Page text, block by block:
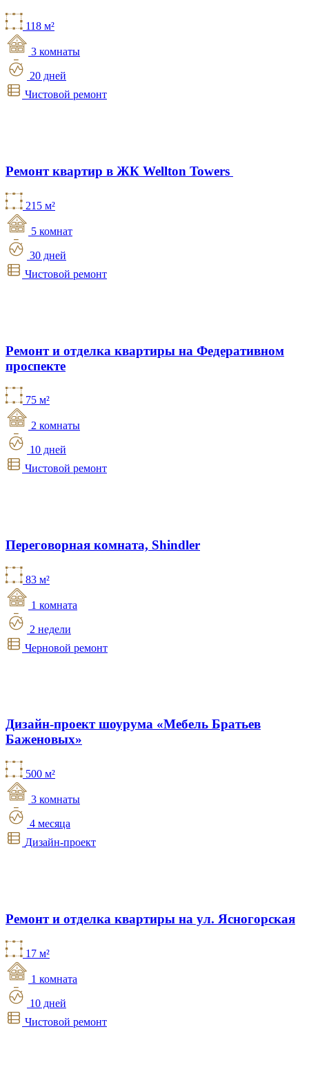
118 м²
3 комнаты
20 дней
Чистовой ремонт
Ремонт квартир в ЖК Wellton Towers
215 м²
5 комнат
30 дней
Чистовой ремонт
Ремонт и отделка квартиры на Федеративном
проспекте
75 м²
2 комнаты
10 дней
Чистовой ремонт
Переговорная комната, Shindler
83 м²
1 комната
2 недели
Черновой ремонт
Дизайн-проект шоурума «Мебель Братьев
Баженовых»
500 м²
3 комнаты
4 месяца
Дизайн-проект
Ремонт и отделка квартиры на ул. Ясногорская
17 м²
1 комната
10 дней
Чистовой ремонт